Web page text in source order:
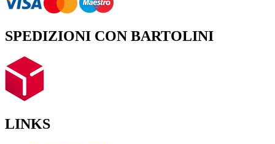
SPEDIZIONI CON BARTOLINI
LINKS